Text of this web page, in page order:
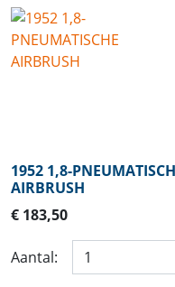
1952 1,8-
AIRBRUSH
€ 183,50
Aantal: